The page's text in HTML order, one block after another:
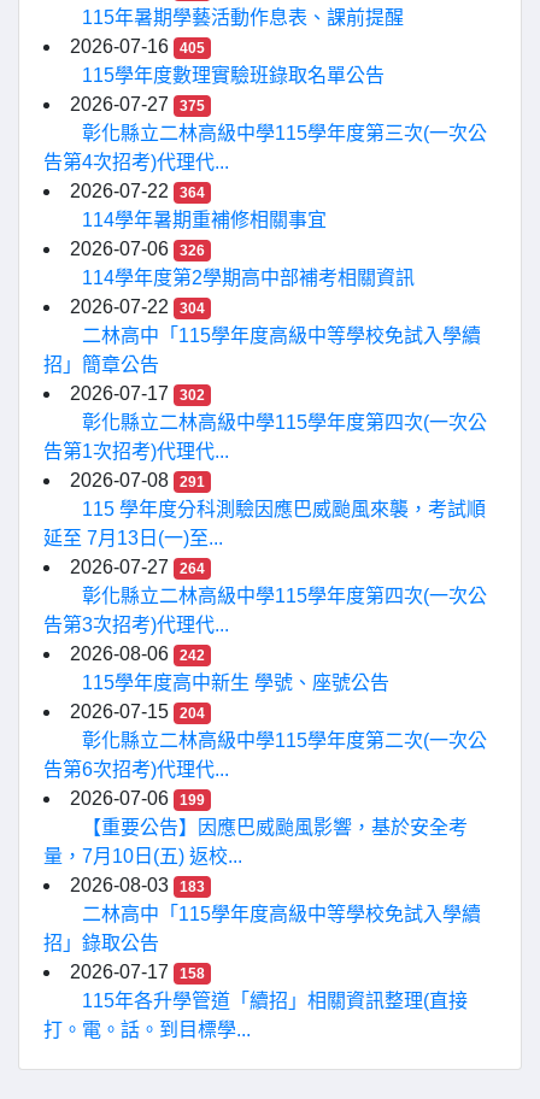
115年暑期學藝活動作息表、課前提醒
2026-07-16
405
115學年度數理實驗班錄取名單公告
2026-07-27
375
彰化縣立二林高級中學115學年度第三次(一次公
告第4次招考)代理代...
2026-07-22
364
114學年暑期重補修相關事宜
2026-07-06
326
114學年度第2學期高中部補考相關資訊
2026-07-22
304
二林高中「115學年度高級中等學校免試入學續
招」簡章公告
2026-07-17
302
彰化縣立二林高級中學115學年度第四次(一次公
告第1次招考)代理代...
2026-07-08
291
115 學年度分科測驗因應巴威颱風來襲，考試順
延至 7月13日(一)至...
2026-07-27
264
彰化縣立二林高級中學115學年度第四次(一次公
告第3次招考)代理代...
2026-08-06
242
115學年度高中新生 學號、座號公告
2026-07-15
204
彰化縣立二林高級中學115學年度第二次(一次公
告第6次招考)代理代...
2026-07-06
199
【重要公告】因應巴威颱風影響，基於安全考
量，7月10日(五) 返校...
2026-08-03
183
二林高中「115學年度高級中等學校免試入學續
招」錄取公告
2026-07-17
158
115年各升學管道「續招」相關資訊整理(直接
打。電。話。到目標學...